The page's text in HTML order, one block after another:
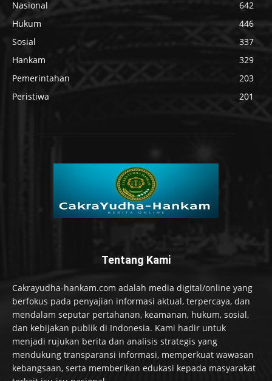
Nasional
642
Hukum
446
Sosial
337
Hankam
329
Pemerintahan
203
Peristiwa
201
Tentang Kami
Cakrayudha-hankam.com adalah media digital/online yang
berfokus pada penyajian informasi aktual, terpercaya, dan
mendalam seputar pertahanan, keamanan, hukum, sosial,
dan kebijakan publik di Indonesia. Kami hadir untuk
menjadi rujukan berita dan analisis strategis yang
mendukung transparansi informasi, memperkuat wawasan
kebangsaan, serta memberikan edukasi kepada masyarakat